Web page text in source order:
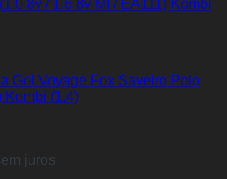
Gol Voyage Fox Saveiro Polo
Kombi (1.4)
juros